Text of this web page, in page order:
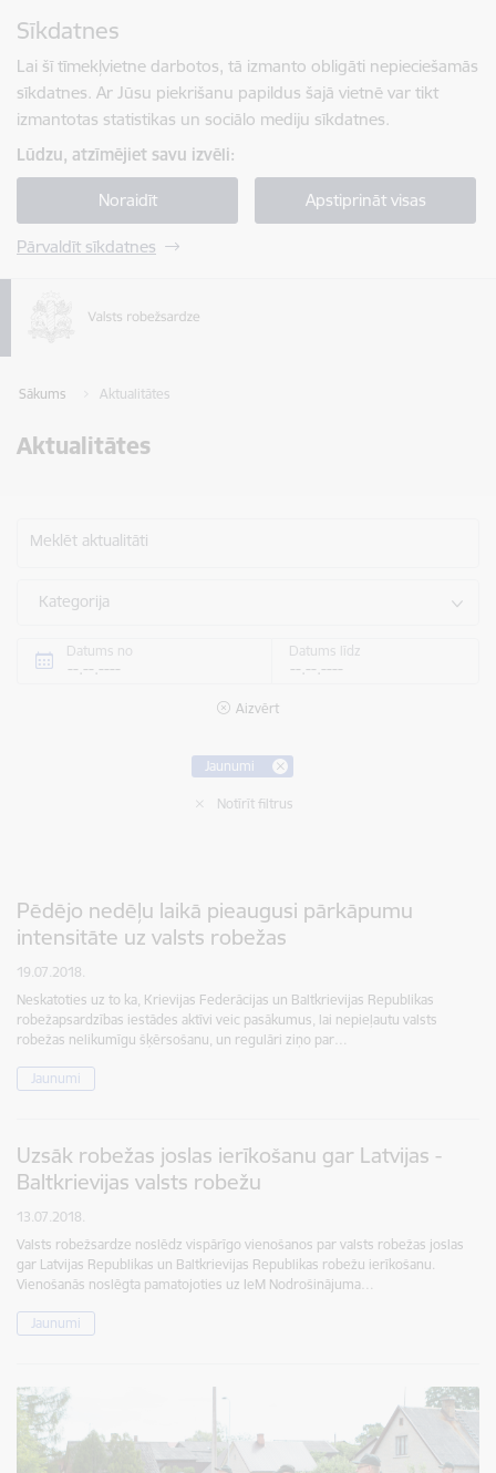
Sīkdatnes
Lai šī tīmekļvietne darbotos, tā izmanto obligāti nepieciešamās
sīkdatnes. Ar Jūsu piekrišanu papildus šajā vietnē var tikt
izmantotas statistikas un sociālo mediju sīkdatnes.
Lūdzu, atzīmējiet savu izvēli:
Noraidīt Apstiprināt visas
Pārvaldīt sīkdatnes
Sākums Aktualitātes
Aktualitātes
Meklēt aktualitāti
Kategorija
Datums no Datums līdz
Aizvērt
Jaunumi
Notīrīt filtrus
Pēdējo nedēļu laikā pieaugusi pārkāpumu
intensitāte uz valsts robežas
19.07.2018.
Neskatoties uz to ka, Krievijas Federācijas un Baltkrievijas Republikas
robežapsardzības iestādes aktīvi veic pasākumus, lai nepieļautu valsts
robežas nelikumīgu šķērsošanu, un regulāri ziņo par…
Jaunumi
Uzsāk robežas joslas ierīkošanu gar Latvijas -
Baltkrievijas valsts robežu
13.07.2018.
Valsts robežsardze noslēdz vispārīgo vienošanos par valsts robežas joslas
gar Latvijas Republikas un Baltkrievijas Republikas robežu ierīkošanu.
Vienošanās noslēgta pamatojoties uz IeM Nodrošinājuma…
Jaunumi